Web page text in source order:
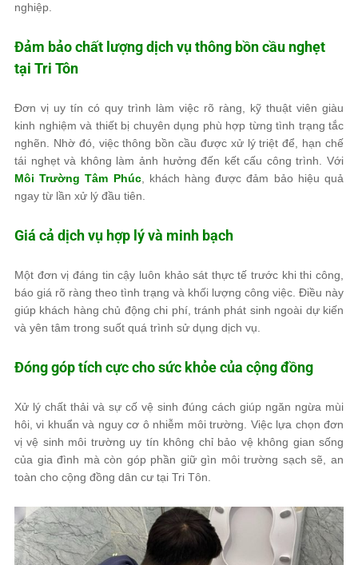
nghiệp.
Đảm bảo chất lượng dịch vụ thông bồn cầu nghẹt
tại Tri Tôn
Đơn vị uy tín có quy trình làm việc rõ ràng, kỹ thuật viên giàu
kinh nghiệm và thiết bị chuyên dụng phù hợp từng tình trạng tắc
nghẽn. Nhờ đó, việc thông bồn cầu được xử lý triệt để, hạn chế
tái nghẹt và không làm ảnh hưởng đến kết cấu công trình. Với
Môi Trường Tâm Phúc, khách hàng được đảm bảo hiệu quả
ngay từ lần xử lý đầu tiên.
Giá cả dịch vụ hợp lý và minh bạch
Một đơn vị đáng tin cậy luôn khảo sát thực tế trước khi thi công,
báo giá rõ ràng theo tình trạng và khối lượng công việc. Điều này
giúp khách hàng chủ động chi phí, tránh phát sinh ngoài dự kiến
và yên tâm trong suốt quá trình sử dụng dịch vụ.
Đóng góp tích cực cho sức khỏe của cộng đồng
Xử lý chất thải và sự cố vệ sinh đúng cách giúp ngăn ngừa mùi
hôi, vi khuẩn và nguy cơ ô nhiễm môi trường. Việc lựa chọn đơn
vị vệ sinh môi trường uy tín không chỉ bảo vệ không gian sống
của gia đình mà còn góp phần giữ gìn môi trường sạch sẽ, an
toàn cho cộng đồng dân cư tại Tri Tôn.